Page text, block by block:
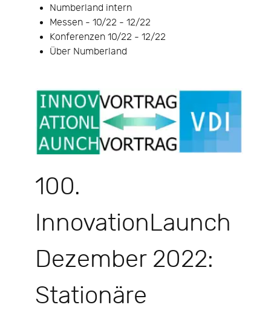
Numberland intern
Messen - 10/22 - 12/22
Konferenzen 10/22 - 12/22
Über Numberland
100.
InnovationLaunch
Dezember 2022:
Stationäre